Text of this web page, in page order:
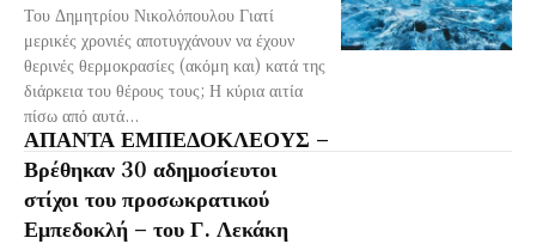
Του Δημητρίου Νικολόπουλου Γιατί
μερικές χρονιές αποτυγχάνουν να έχουν
θερινές θερμοκρασίες (ακόμη και) κατά της
διάρκεια του θέρους τους; Η κύρια αιτία
πίσω από αυτά...
ΑΠΑΝΤΑ ΕΜΠΕΔΟΚΛΕΟΥΣ –
Βρέθηκαν 30 αδημοσίευτοι
στίχοι του προσωκρατικού
Εμπεδοκλή – του Γ. Λεκάκη